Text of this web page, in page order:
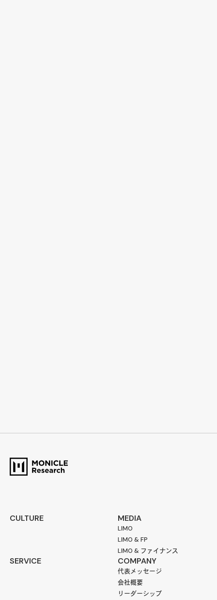
CULTURE MEDIA
LIMO
LIMO & FP
LIMO & ファイナンス
SERVICE COMPANY
代表メッセージ
会社概要
リーダーシップ